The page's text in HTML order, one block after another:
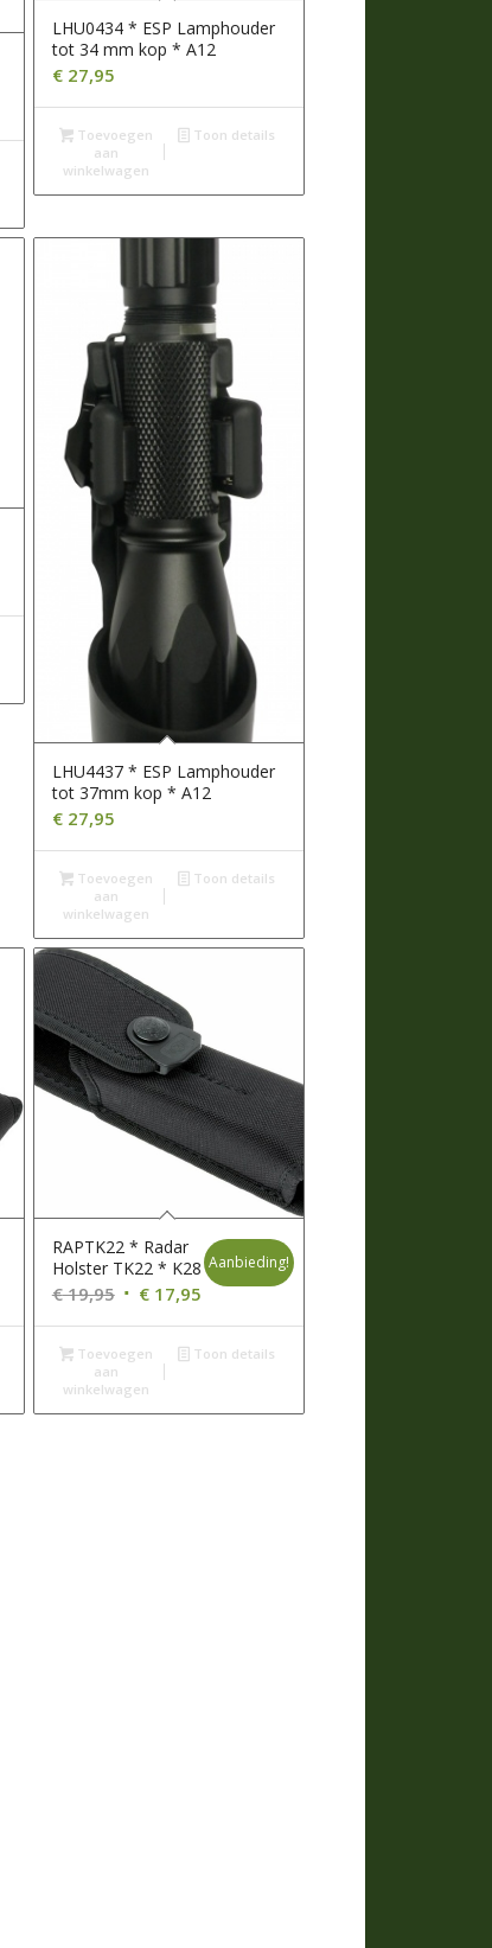
LHU0434 * ESP Lamphouder
tot 34 mm kop * A12
€27,95
Toevoegen
aan
winkelwagen
Toon details
LHU4437 * ESP Lamphouder
tot 37mm kop * A12
€27,95
Toevoegen
aan
winkelwagen
Toon details
RAPTK22 * Radar
Holster TK22 * K28
€19,95 Oorspronkelijke
prijs
was:
€ 19,95.
€17,95Huidige
prijs
is:
Aanbieding!
Toevoegen
aan
winkelwagen
Toon details